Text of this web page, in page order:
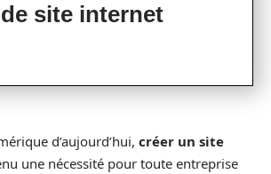
site internet
d’aujourd’hui, créer un site
une nécessité pour toute entreprise